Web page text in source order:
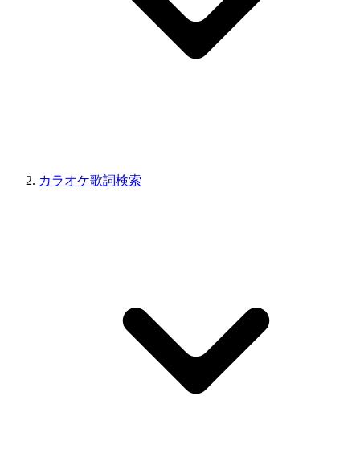
カラオケ歌詞検索